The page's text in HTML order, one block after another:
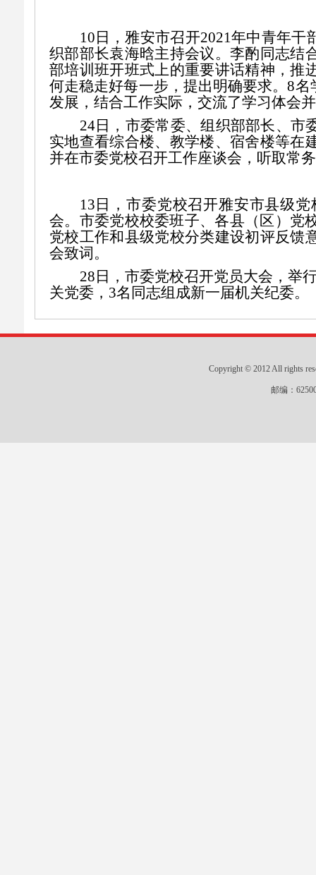
10日，雅安市召开2021年中青年
织部部长袁海晗主持会议。李酌同志结
部培训班开班式上的重要讲话精神，推
何走稳走好每一步，提出明确要求。8
发展，结合工作实际，交流了学习体会
24日，市委常委、组织部部长、市
实地查看综合楼、教学楼、宿舍楼等在
并在市委党校召开工作座谈会，听取常
13 日，市委党校召开雅安市县级
会。 市委党校校委班子、各县（区）党
党校工作和县级党校分类建设初评反馈
会致词。
28 日，市委党校召开党员大会，举
关党委，3名同志组成新一届机关纪委。
Copyright © 2012 All rights
邮编：